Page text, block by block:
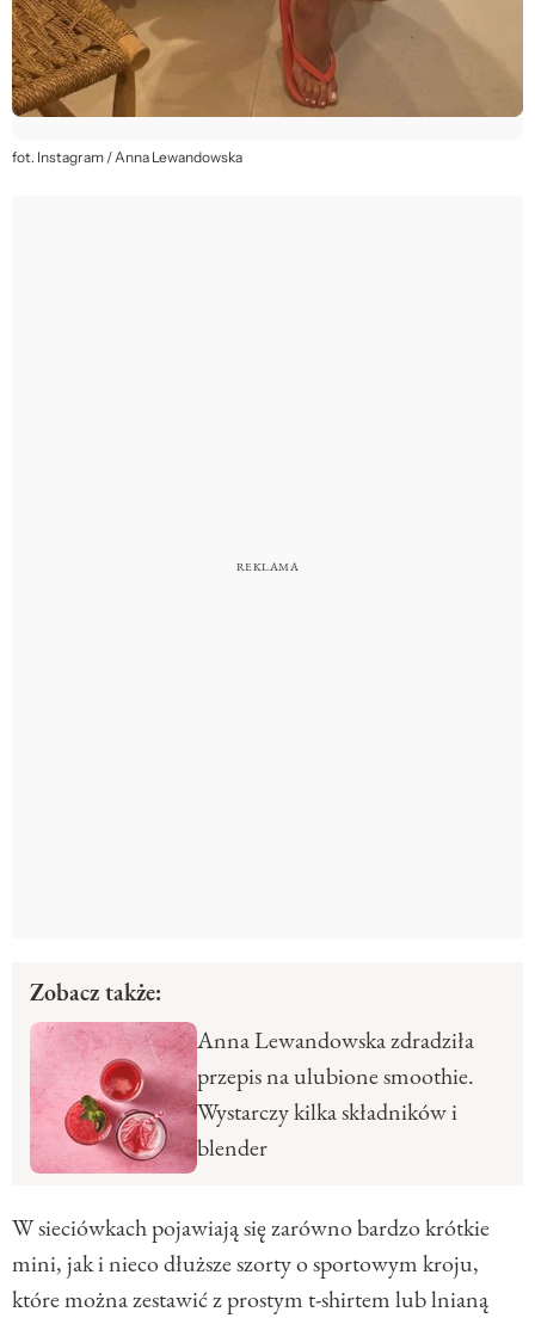
fot. Instagram / Anna Lewandowska
Zobacz także:
Anna Lewandowska zdradziła
przepis na ulubione smoothie.
Wystarczy kilka składników i
blender
W sieciówkach pojawiają się zarówno bardzo krótkie
mini, jak i nieco dłuższe szorty o sportowym kroju,
które można zestawić z prostym t-shirtem lub lnianą